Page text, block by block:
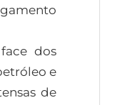
dos
e
de